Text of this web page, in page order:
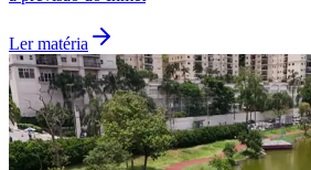
Ler matéria